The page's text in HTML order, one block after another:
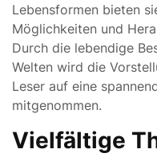
Lebensformen bieten
Möglichkeiten und
Durch die lebendige
Welten wird die
Leser auf eine
mitgenommen.
Vielfältige